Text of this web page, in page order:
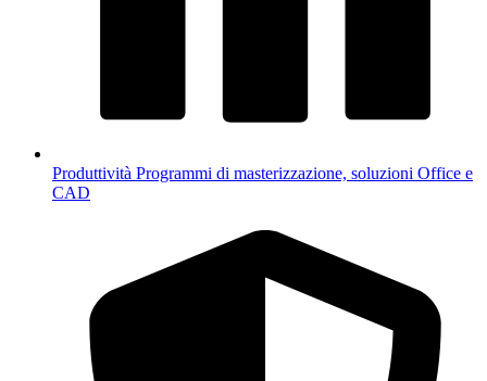
Produttività Programmi di masterizzazione, soluzioni Office e
CAD